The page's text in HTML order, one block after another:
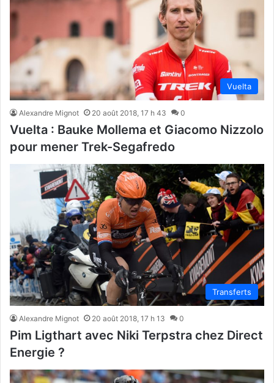
Vuelta
Alexandre Mignot 20 août 2018, 17 h 43 0
Vuelta : Bauke Mollema et Giacomo Nizzolo
pour mener Trek-Segafredo
Transferts
Alexandre Mignot 20 août 2018, 17 h 13 0
Pim Ligthart avec Niki Terpstra chez Direct
Energie ?